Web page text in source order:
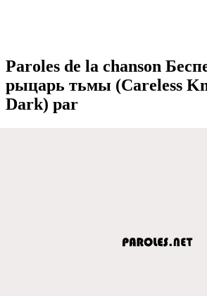
Paroles de la chanson
рыцарь тьмы (Careless
Dark) par